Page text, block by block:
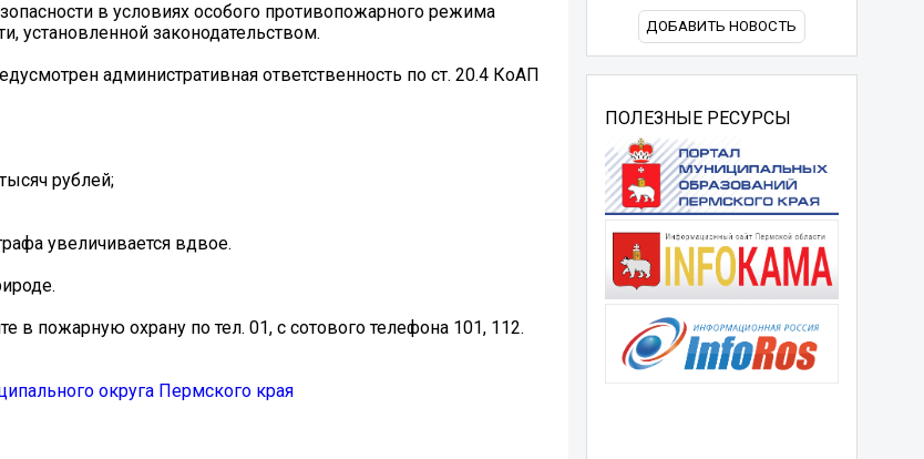
в условиях особого противопожарного режима
установленной законодательством.
административная ответственность по ст. 20.4 КоАП
рублей;
увеличивается вдвое.
в пожарную охрану по тел. 01, с сотового телефона 101, 112.
округа Пермского края
ДОБАВИТЬ НОВОСТЬ
ПОЛЕЗНЫЕ РЕСУРСЫ